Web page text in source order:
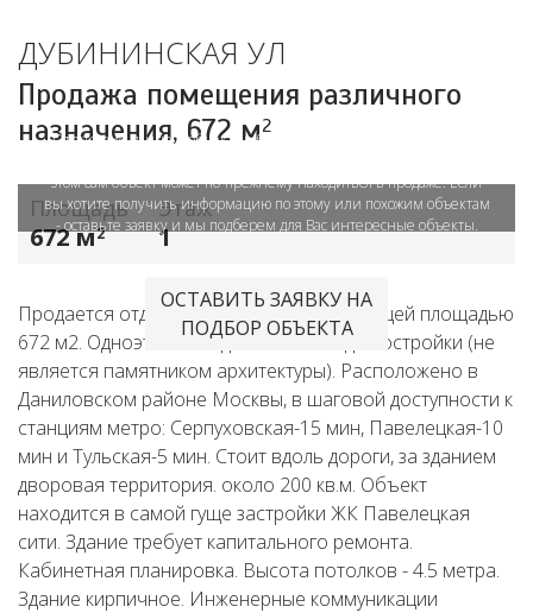
ДУБИНИНСКАЯ УЛ
Продажа помещения различного
назначения, 672 м2
Отсутствие данного объекта в базе сайта LifeDeluxe.ru означает,
этом сам объект может по-прежнему находиться в продаже. Если
вы хотите получить информацию по этому или похожим объектам
- оставьте заявку и мы подберем для Вас интересные объекты.
ОСТАВИТЬ ЗАЯВКУ НА
ПОДБОР ОБЪЕКТА
Площадь
672 м2
Этаж
1
Продается отдельно стоящее здание общей площадью
672 м2. Одноэтажное здание 1899 года постройки (не
является памятником архитектуры). Расположено в
Даниловском районе Москвы, в шаговой доступности к
станциям метро: Серпуховская-15 мин, Павелецкая-10
мин и Тульская-5 мин. Стоит вдоль дороги, за зданием
дворовая территория. около 200 кв.м. Объект
находится в самой гуще застройки ЖК Павелецкая
сити. Здание требует капитального ремонта.
Кабинетная планировка. Высота потолков - 4.5 метра.
Здание кирпичное. Инженерные коммуникации